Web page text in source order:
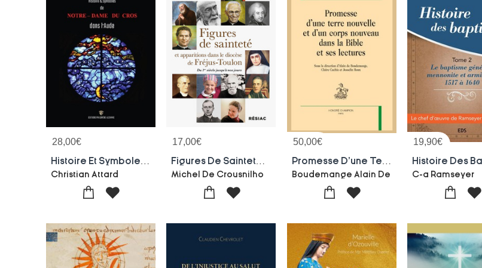
28,00€
Christian Attard
17,00€
Michel De Crousnilho
50,00€
Boudemange Alain De
19,90€
C-a Ramseyer